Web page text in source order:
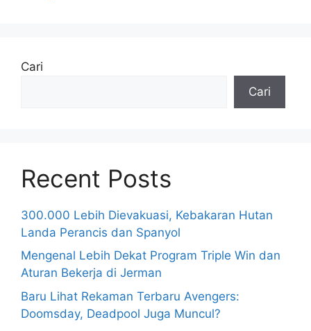
Cari
Cari
Recent Posts
300.000 Lebih Dievakuasi, Kebakaran Hutan
Landa Perancis dan Spanyol
Mengenal Lebih Dekat Program Triple Win dan
Aturan Bekerja di Jerman
Baru Lihat Rekaman Terbaru Avengers:
Doomsday, Deadpool Juga Muncul?